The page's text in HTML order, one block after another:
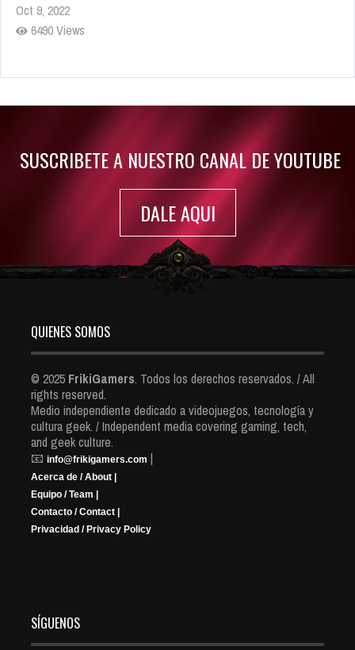
Oct 9, 2022
6490 Views
Rumor: Se filtran los primeros detalles de Resident Evil 9
SUSCRIBETE A NUESTRO CANAL DE YOUTUBE
DALE AQUI
QUIENES SOMOS
© 2025 FrikiGamers. Todos los derechos reservados. / All
rights reserved.
Medio independiente dedicado a videojuegos, tecnología y
cultura geek. / Independent media covering gaming, tech,
and geek culture.
📧 info@frikigamers.com |
Acerca de / About |
Equipo / Team |
Contacto / Contact |
Privacidad / Privacy Policy
SÍGUENOS